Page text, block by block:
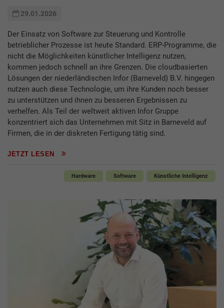
29.01.2026
Der Einsatz von Software zur Steuerung und Kontrolle
betrieblicher Prozesse ist heute Standard. ERP-Programme, die
nicht die Möglichkeiten künstlicher Intelligenz nutzen,
kommen jedoch schnell an ihre Grenzen. Die cloudbasierten
Lösungen der niederländischen Infor (Barneveld) B.V. hingegen
nutzen auch diese Technologie, um ihre Kunden noch besser
zu unterstützen und ihnen zu besseren Ergebnissen zu
verhelfen. Als Teil der weltweit aktiven Infor Gruppe
konzentriert sich das Unternehmen mit Sitz in Barneveld auf
Firmen, die in der diskreten Fertigung tätig sind.
JETZT LESEN
Hardware Software Künstliche Intelligenz